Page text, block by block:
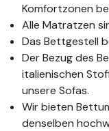
Komfortzonen
Alle Matratzen
Das Bettgestell
Der Bezug des
italienischen
unsere Sofas.
Wir bieten
denselben